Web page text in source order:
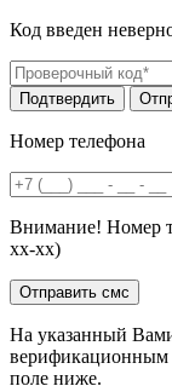
Код введен
Номер телефона
Внимание! Номер
хх-хх)
На указанный
верификационным
поле ниже.